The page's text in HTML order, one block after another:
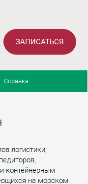
ЗАПИСАТЬСЯ
Справка
логистики,
контейнерным
на морском